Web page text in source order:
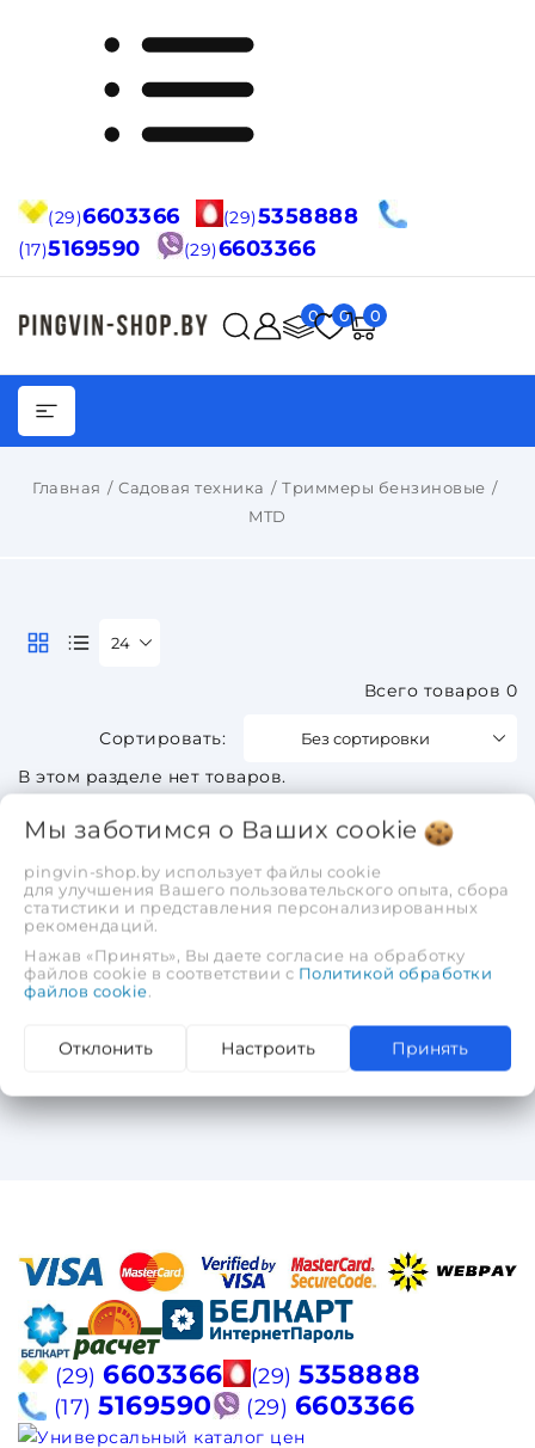
(29)6603366 (29)5358888
(17)5169590 (29)6603366
0 0 0
Главная Садовая техника
Триммеры бензиновые
MTD
Без сортировки
Всего товаров 0
24
В этом разделе нет товаров.
(29) 6603366 (29) 5358888
(17) 5169590 (29) 6603366
Мы заботимся о Ваших cookie
pingvin-shop.by использует файлы cookie
для улучшения Вашего пользовательского опыта, сбора
статистики и представления персонализированных
рекомендаций.
Нажав «Принять», Вы даете согласие на обработку
файлов cookie в соответствии с Политикой обработки
файлов cookie.
Отклонить Настроить Принять